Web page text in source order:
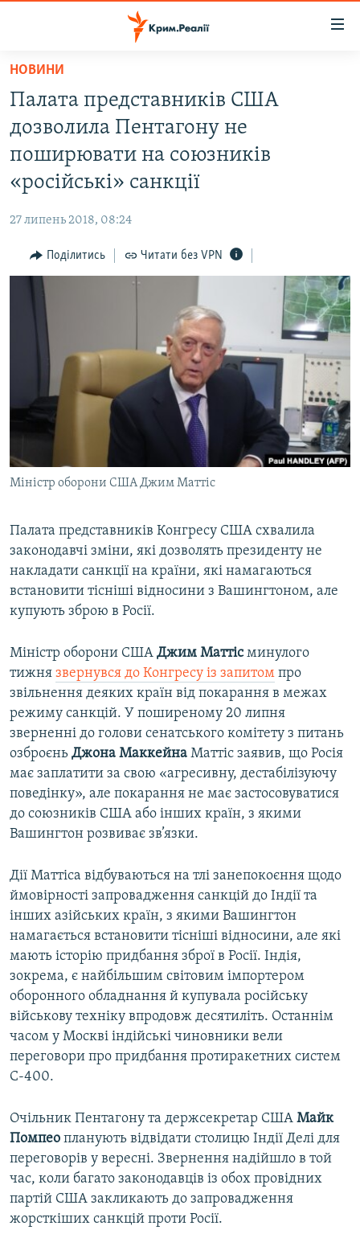
Перейти
основного
матеріалу
до
основної
Перейти
пошуку
ПОЛІТИКА
ІНТЕРВ'Ю
ВСЕ ЗА ДЕНЬ
СПЕЦПРОЕКТИ
ДЕПОРТАЦІЯ
ВІДЕОУРОКИ «ELIFBE»
СВІДЧЕННЯ ОКУПАЦІЇ
УКРАЇНСЬКА ПРОБЛЕМА КРИМУ
ІНФОГРАФІКА
ЯК ОБІЙТИ БЛОКУВАННЯ
Русский
Qırımtatar
ДОЛУЧАЙСЯ!
Усі сайти RFE/RL
НОВИНИ
Палата представників США
дозволила Пентагону не
поширювати на союзників
«російські» санкції
27 липень 2018, 08:24
Поділитись Читати без VPN
Міністр оборони США Джим Маттіс
Палата представників Конгресу США схвалила
законодавчі зміни, які дозволять президенту не
накладати санкції на країни, які намагаються
встановити тісніші відносини з Вашингтоном, але
купують зброю в Росії.
Міністр оборони США Джим Маттісминулого
тижня звернувся до Конгресу із запитом про
звільнення деяких країн від покарання в межах
режиму санкцій. У поширеному 20 липня
зверненні до голови сенатського комітету з питань
озброєнь Джона Маккейна Маттіс заявив, що Росія
має заплатити за свою «агресивну, дестабілізуючу
поведінку», але покарання не має застосовуватися
до союзників США або інших країн, з якими
Вашингтон розвиває зв’язки.
Дії Маттіса відбуваються на тлі занепокоєння щодо
ймовірності запровадження санкцій до Індії та
інших азійських країн, з якими Вашингтон
намагається встановити тісніші відносини, але які
мають історію придбання зброї в Росії. Індія,
зокрема, є найбільшим світовим імпортером
оборонного обладнання й купувала російську
військову техніку впродовж десятиліть. Останнім
часом у Москві індійські чиновники вели
переговори про придбання протиракетних систем
С-400.
Очільник Пентагону та держсекретар США Майк
Помпео планують відвідати столицю Індії Делі для
переговорів у вересні. Звернення надійшло в той
час, коли багато законодавців із обох провідних
партій США закликають до запровадження
жорсткіших санкцій проти Росії.